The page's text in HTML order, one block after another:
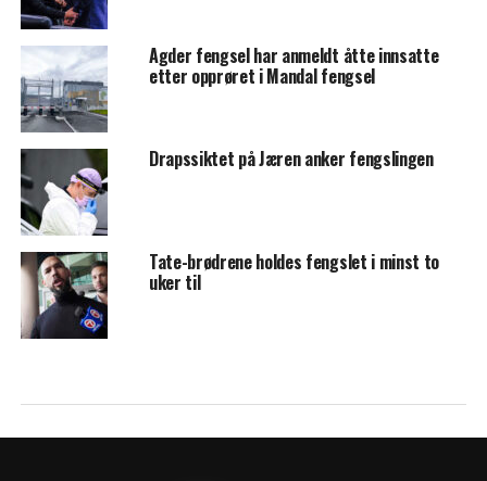
Agder fengsel har anmeldt åtte innsatte
etter opprøret i Mandal fengsel
Drapssiktet på Jæren anker fengslingen
Tate-brødrene holdes fengslet i minst to
uker til